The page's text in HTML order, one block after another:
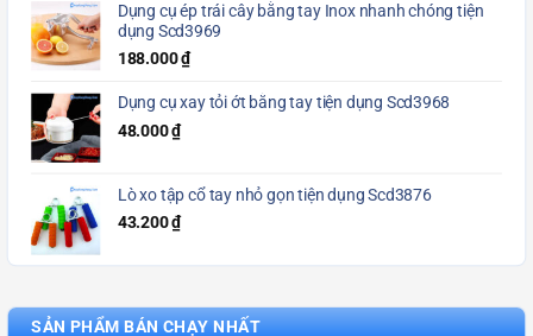
Dụng cụ ép trái cây bằng tay Inox nhanh chóng tiện
dụng Scd3969
188.000₫
Dụng cụ xay tỏi ớt bằng tay tiện dụng Scd3968
48.000₫
Lò xo tập cổ tay nhỏ gọn tiện dụng Scd3876
43.200₫
SẢN PHẨM BÁN CHẠY NHẤT